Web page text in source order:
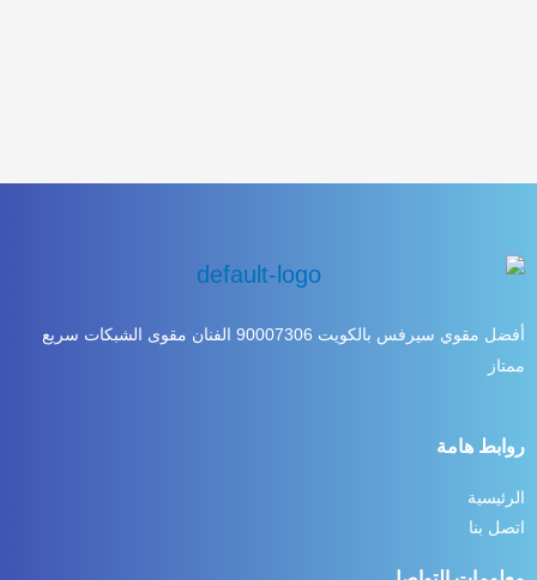
أفضل مقوي سيرفس بالكويت 90007306 الفنان مقوى الشبكات سريع
ممتاز
روابط هامة
الرئيسية
اتصل بنا